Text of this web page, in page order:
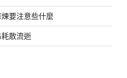
要注意些什麼
散流逝